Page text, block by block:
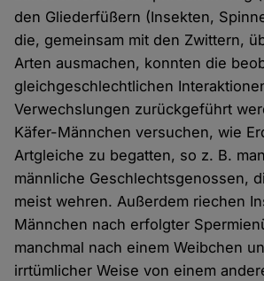
den Gliederfüßern (Insekten,
die, gemeinsam mit den Zwittern,
Arten ausmachen, konnten die
gleichgeschlechtlichen
Verwechslungen zurückgeführt
Käfer-Männchen versuchen, wie
Artgleiche zu begatten, so z. B.
männliche Geschlechtsgenossen,
meist wehren. Außerdem riechen
Männchen nach erfolgter
manchmal nach einem Weibchen
irrtümlicher Weise von einem